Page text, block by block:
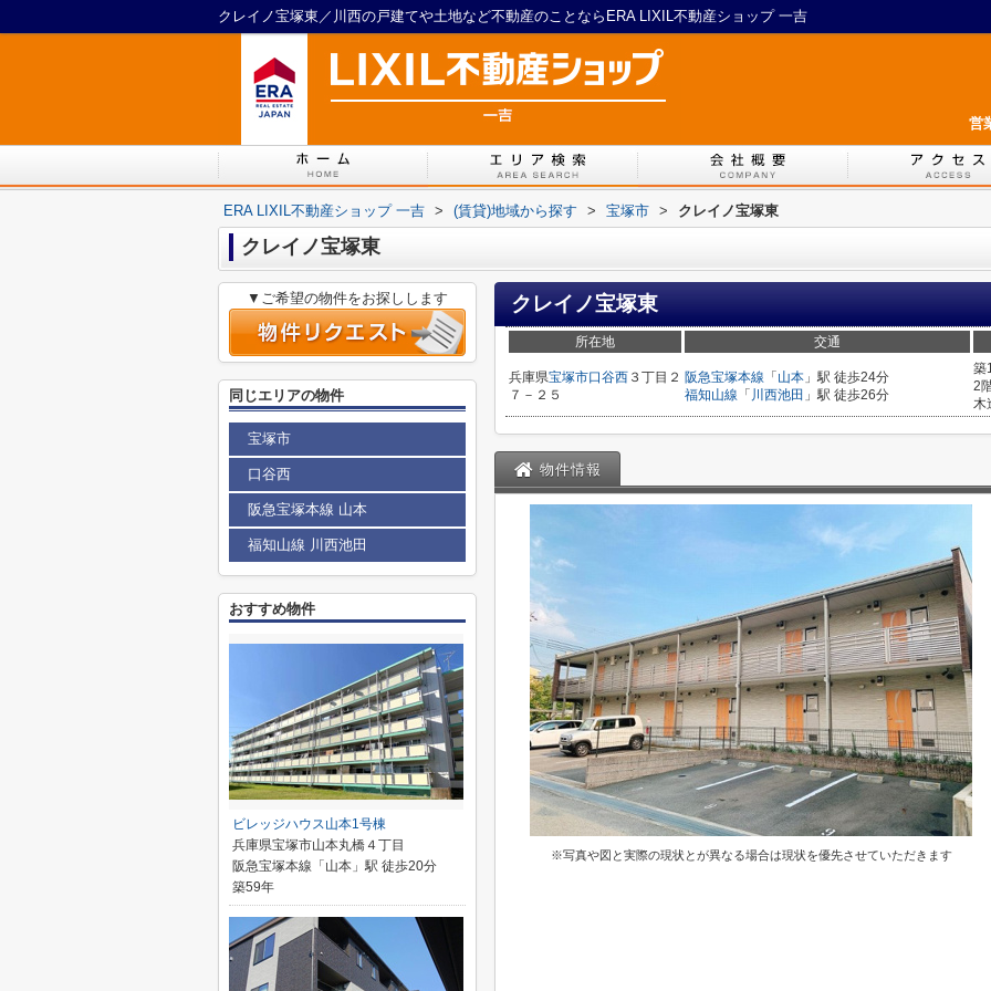
クレイノ宝塚東／川西の戸建てや土地など不動産のことならERA LIXIL不動産ショップ 一吉
営
ERA LIXIL不動産ショップ 一吉 > (賃貸)地域から探す > 宝塚市 > クレイノ宝塚東
クレイノ宝塚東
クレイノ宝塚東
所在地 交通
兵庫県宝塚市口谷西 ３丁目２
７－２５
阪急宝塚本線 「 山本 」駅 徒歩24分
福知山線 「 川西池田 」駅 徒歩26分
築
2
木
物件情報
※写真や図と実際の現状とが異なる場合は現状を優先させていただきます
▼ご希望の物件をお探しします
同じエリアの物件
宝塚市
口谷西
阪急宝塚本線 山本
福知山線 川西池田
おすすめ物件
ビレッジハウス山本1号棟
兵庫県宝塚市山本丸橋４丁目
阪急宝塚本線「山本」駅 徒歩20分
築59年